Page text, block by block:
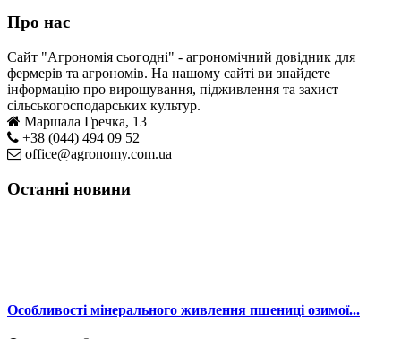
Про нас
Сайт "Агрономія сьогодні" - агрономічний довідник для
фермерів та агрономів. На нашому сайті ви знайдете
інформацію про вирощування, підживлення та захист
сільськогосподарських культур.
Маршала Гречка, 13
+38 (044) 494 09 52
office@agronomy.com.ua
Останні новини
Особливості мінерального живлення пшениці озимої...